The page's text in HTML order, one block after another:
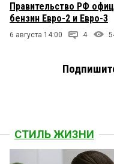
Правительство РФ
бензин Евро-2 и Евро-3
6 августа 14:00 4
СТИЛЬ ЖИЗНИ